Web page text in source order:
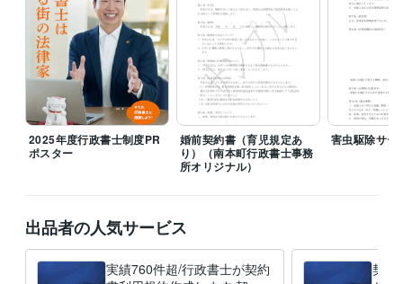
では料金はいただきませんので、ぜひご活用ください。
また、守秘義務によりご提示いただきました個人情報はご依頼の有無に
関わらず現在、将来に渡り外部にもれることはございません。ご安心く
ださい。
契約書作成、利用規約、覚書、誓約書、業務委託契約書の作成、その他
の書面など、個人間、法人間におけるお取引、取り決めをしたいといっ
た幅広いご相談をお受けいたします。
◯契約書、利用規約作成納期について
お問い合わせください。
◯各種許認可申請書類のご相談
サービスタイトルにあげていない事業、個人の方の権利に関する許可に
2025年度行政書士制度PR
ポスター
婚前契約書（育児規定あ
り）（南本町行政書士事務
所オリジナル）
害虫駆除サー
出品者の人気サービス
実績760件超/行政書士が契約
契約